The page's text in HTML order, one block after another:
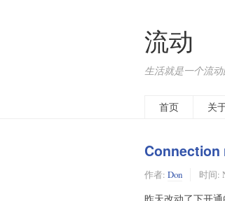
流动
生活就是一个流动
首页 关
Connection
作者: Don 时间: